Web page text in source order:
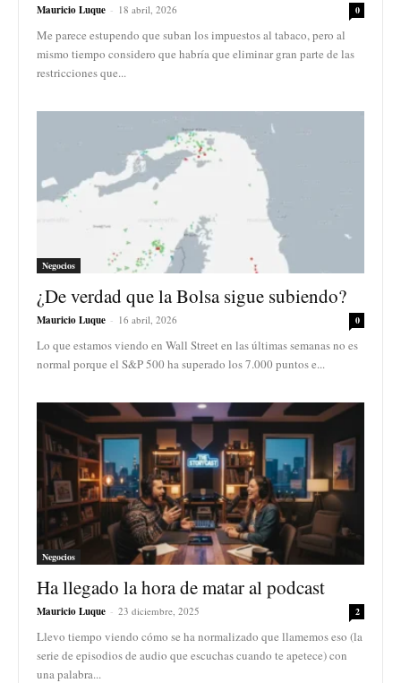
Mauricio Luque - 18 abril, 2026 0
Me parece estupendo que suban los impuestos al tabaco, pero al
mismo tiempo considero que habría que eliminar gran parte de las
restricciones que...
Negocios
¿De verdad que la Bolsa sigue subiendo?
Mauricio Luque - 16 abril, 2026 0
Lo que estamos viendo en Wall Street en las últimas semanas no es
normal porque el S&P 500 ha superado los 7.000 puntos e...
Negocios
Ha llegado la hora de matar al podcast
Mauricio Luque - 23 diciembre, 2025 2
Llevo tiempo viendo cómo se ha normalizado que llamemos eso (la
serie de episodios de audio que escuchas cuando te apetece) con
una palabra...